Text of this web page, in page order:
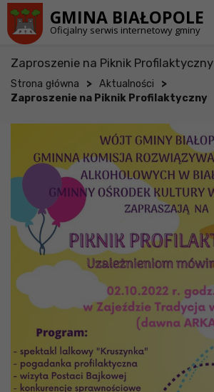
GMINA BIAŁOPOLE
Oficjalny serwis internetowy gminy
Zaproszenie na Piknik Profilaktyczny
Strona główna > Aktualności >
Zaproszenie na Piknik Profilaktyczny